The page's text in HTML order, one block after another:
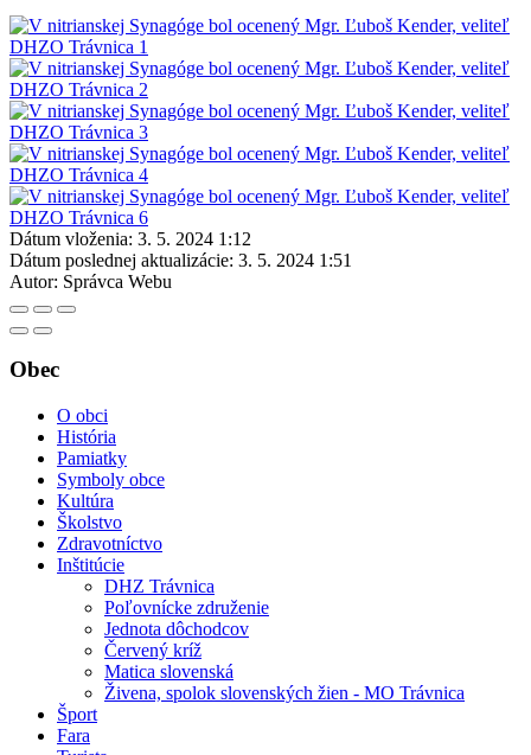
Dátum vloženia: 3. 5. 2024 1:12
Dátum poslednej aktualizácie: 3. 5. 2024 1:51
Autor: Správca Webu
Obec
O obci
História
Pamiatky
Symboly obce
Kultúra
Školstvo
Zdravotníctvo
Inštitúcie
DHZ Trávnica
Poľovnícke združenie
Jednota dôchodcov
Červený kríž
Matica slovenská
Živena, spolok slovenských žien - MO Trávnica
Šport
Fara